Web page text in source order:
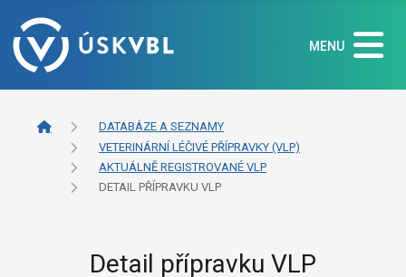
MENU
DATABÁZE A SEZNAMY
VETERINÁRNÍ LÉČIVÉ PŘÍPRAVKY (VLP)
AKTUÁLNĚ REGISTROVANÉ VLP
DETAIL PŘÍPRAVKU VLP
Detail přípravku VLP